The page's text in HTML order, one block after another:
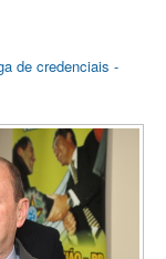
de credenciais -